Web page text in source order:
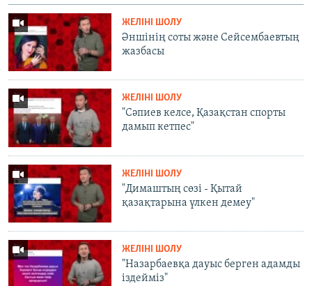
ЖЕЛІНІ ШОЛУ
Әншінің соты және Сейсембаевтың
жазбасы
ЖЕЛІНІ ШОЛУ
"Сәпиев келсе, Қазақстан спорты
дамып кетпес"
ЖЕЛІНІ ШОЛУ
"Димаштың сөзі - Қытай
қазақтарына үлкен демеу"
ЖЕЛІНІ ШОЛУ
"Назарбаевқа дауыс берген адамды
іздейміз"